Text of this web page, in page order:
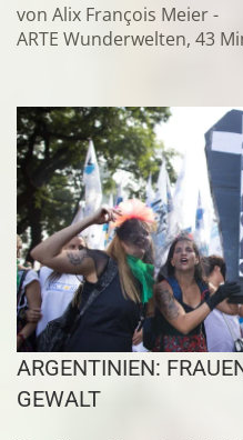
von Alix François Meier -
ARTE Wunderwelten, 43
ARGENTINIEN:
GEWALT